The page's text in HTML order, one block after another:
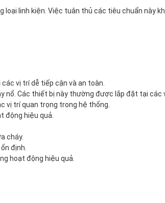
linh kiện. Việc tuân thủ các tiêu chuẩn này
vị trí dễ tiếp cận và an toàn.
nổ. Các thiết bị này thường được lắp đặt tại các
vị trí quan trọng trong hệ thống.
động hiệu quả.
cháy.
định.
hoạt động hiệu quả.